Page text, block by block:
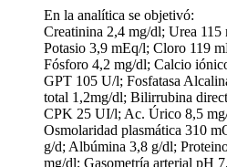
En la analítica se objetivó:
Creatinina 2,4 mg/dl; Urea
Potasio 3,9 mEq/l; Cloro 119
Fósforo 4,2 mg/dl; Calcio
GPT 105 U/l; Fosfatasa
total 1,2mg/dl; Bilirrubina
CPK 25 UI/l; Ac. Úrico 8,5
Osmolaridad plasmática 310
g/d; Albúmina 3,8 g/dl;
mg/dl; Gasometría arterial pH